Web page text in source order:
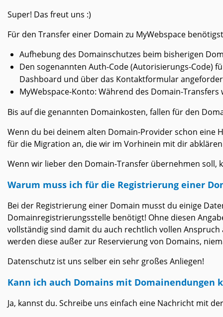
Super! Das freut uns :)
Für den Transfer einer Domain zu MyWebspace
Aufhebung des Domainschutzes beim bisherigen
Den sogenannten Auth-Code (Autorisierungs-Code)
Dashboard und über das Kontaktformular
MyWebspace-Konto: Während des Domain-
Bis auf die genannten Domainkosten, fallen für den
Wenn du bei deinem alten Domain-Provider schon eine
für die Migration an, die wir im Vorhinein mit dir
Wenn wir lieber den Domain-Transfer übernehmen soll,
Warum muss ich für die Registrierung einer
Bei der Registrierung einer Domain musst du einige
Domainregistrierungsstelle benötigt! Ohne diesen
vollständig sind damit du auch rechtlich vollen
werden diese außer zur Reservierung von Domains,
Datenschutz ist uns selber ein sehr großes Anliegen!
Kann ich auch Domains mit
Ja, kannst du. Schreibe uns einfach eine Nachricht mit